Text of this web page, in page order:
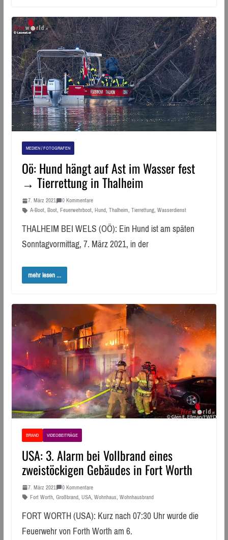
MEDIEN / FOTOGRAFEN
Oö: Hund hängt auf Ast im Wasser fest
→ Tierrettung in Thalheim
7. März 2021
0 Kommentare
A-Boot, Boot, Feuerwehrboot, Hund, Thalheim, Tierrettung, Wasserdienst
THALHEIM BEI WELS (OÖ): Ein Hund ist am späten
Sonntagvormittag, 7. März 2021, in der
mehr lesen ...
BRAND VIDEOBEITRÄGE
USA: 3. Alarm bei Vollbrand eines
zweistöckigen Gebäudes in Fort Worth
7. März 2021
0 Kommentare
Fort Worth, Großbrand, USA, Wohnhaus, Wohnhausbrand
FORT WORTH (USA): Kurz nach 07:30 Uhr wurde die
Feuerwehr von Forth Worth am 6.